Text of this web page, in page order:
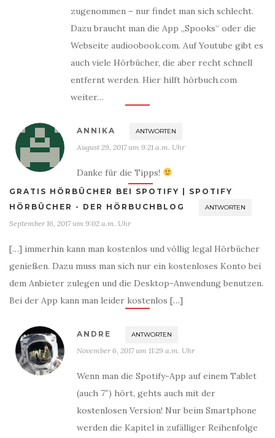
zugenommen – nur findet man sich schlecht.
Dazu braucht man die App „Spooks“ oder die
Webseite audioobook.com. Auf Youtube gibt es
auch viele Hörbücher, die aber recht schnell
entfernt werden. Hier hilft hörbuch.com
weiter…
ANNIKA ANTWORTEN
August 29, 2017 um 9:21 a.m. Uhr
Danke für die Tipps!
GRATIS HÖRBÜCHER BEI SPOTIFY | SPOTIFY
HÖRBÜCHER - DER HÖRBUCHBLOG
ANTWORTEN
September 16, 2017 um 9:02 a.m. Uhr
[…] immerhin kann man kostenlos und völlig legal Hörbücher
genießen. Dazu muss man sich nur ein kostenloses Konto bei
dem Anbieter zulegen und die Desktop-Anwendung benutzen.
Bei der App kann man leider kostenlos […]
ANDRE ANTWORTEN
November 6, 2017 um 11:29 a.m. Uhr
Wenn man die Spotify-App auf einem Tablet
(auch 7″) hört, gehts auch mit der
kostenlosen Version! Nur beim Smartphone
werden die Kapitel in zufälliger Reihenfolge